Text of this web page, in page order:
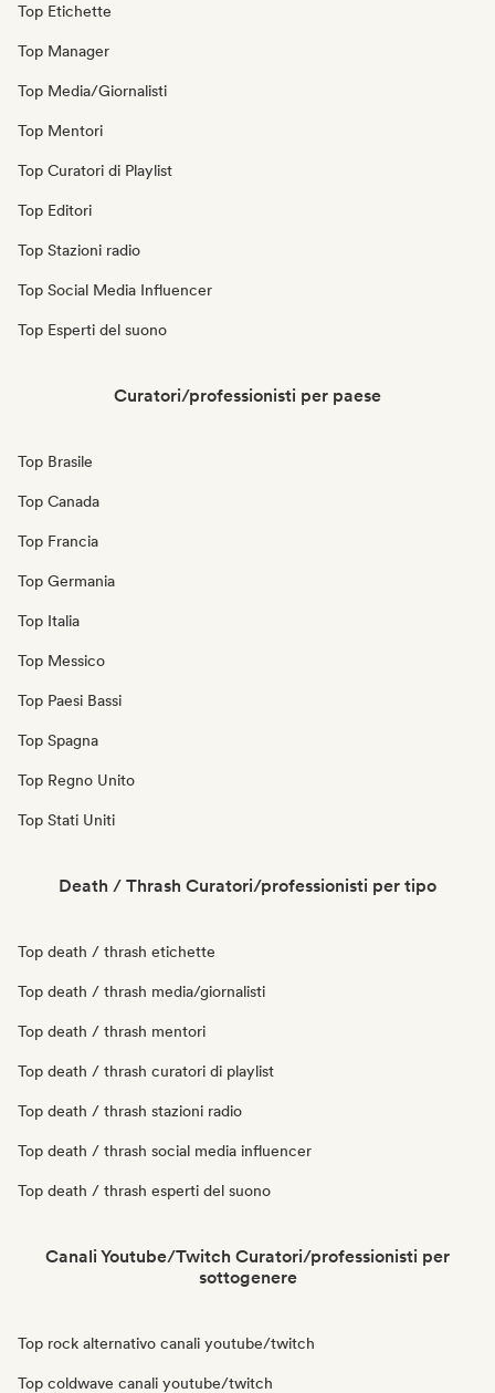
Top Etichette
Top Manager
Top Media/Giornalisti
Top Mentori
Top Curatori di Playlist
Top Editori
Top Stazioni radio
Top Social Media Influencer
Top Esperti del suono
Curatori/professionisti per paese
Top Brasile
Top Canada
Top Francia
Top Germania
Top Italia
Top Messico
Top Paesi Bassi
Top Spagna
Top Regno Unito
Top Stati Uniti
Death / Thrash Curatori/professionisti per tipo
Top death / thrash etichette
Top death / thrash media/giornalisti
Top death / thrash mentori
Top death / thrash curatori di playlist
Top death / thrash stazioni radio
Top death / thrash social media influencer
Top death / thrash esperti del suono
Canali Youtube/Twitch Curatori/professionisti per
sottogenere
Top rock alternativo canali youtube/twitch
Top coldwave canali youtube/twitch